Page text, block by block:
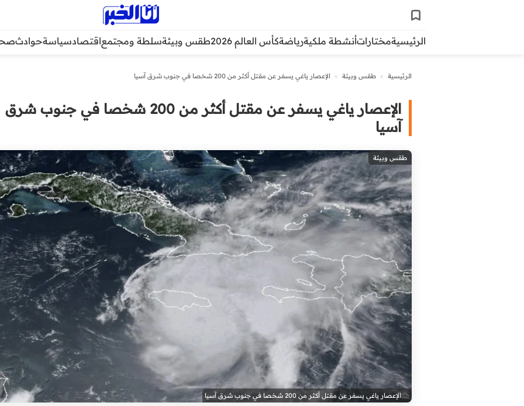
الرئيسيةمختاراتأنشطة ملكيةرياضةكأس العالم 2026 طقس وبيئةسلطة ومجتمعاقتصادسياسةحوادث
الرئيسية > طقس وبيئة > الإعصار ياغي يسفر عن مقتل أكثر من 200 شخصا في جنوب شرق آسيا
الإعصار ياغي يسفر عن مقتل أكثر من 200 شخصا في جنوب شرق
آسيا
طقس وبيئة
الإعصار ياغي يسفر عن مقتل أكثر من 200 شخصا في جنوب شرق آسيا